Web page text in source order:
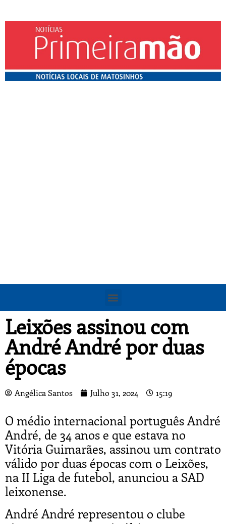
Leixões assinou com
André André por duas
épocas
Angélica Santos Julho 31, 2024 15:19
O médio internacional português André
André, de 34 anos e que estava no
Vitória Guimarães, assinou um contrato
válido por duas épocas com o Leixões,
na II Liga de futebol, anunciou a SAD
leixonense.
André André representou o clube